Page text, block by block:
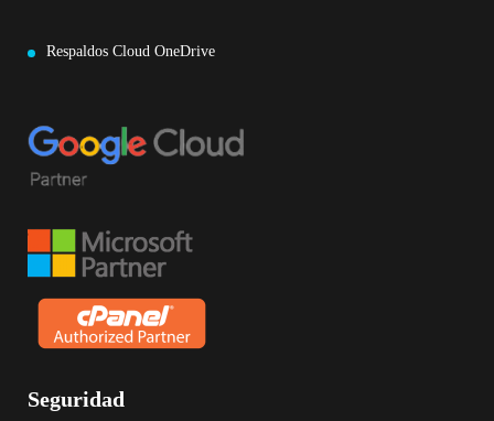
Respaldos Cloud OneDrive
Seguridad